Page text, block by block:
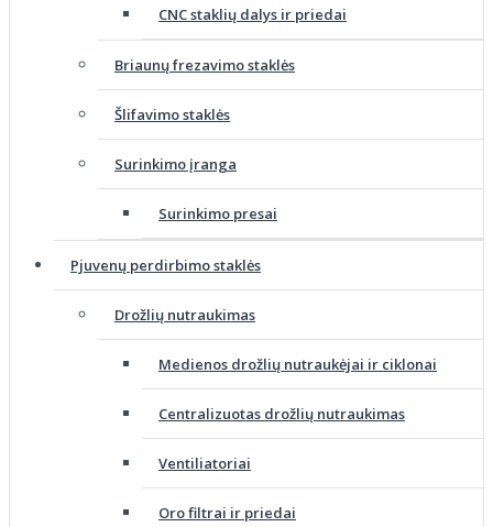
CNC staklių dalys ir priedai
Briaunų frezavimo staklės
Šlifavimo staklės
Surinkimo įranga
Surinkimo presai
Pjuvenų perdirbimo staklės
Drožlių nutraukimas
Medienos drožlių nutraukėjai ir ciklonai
Centralizuotas drožlių nutraukimas
Ventiliatoriai
Oro filtrai ir priedai